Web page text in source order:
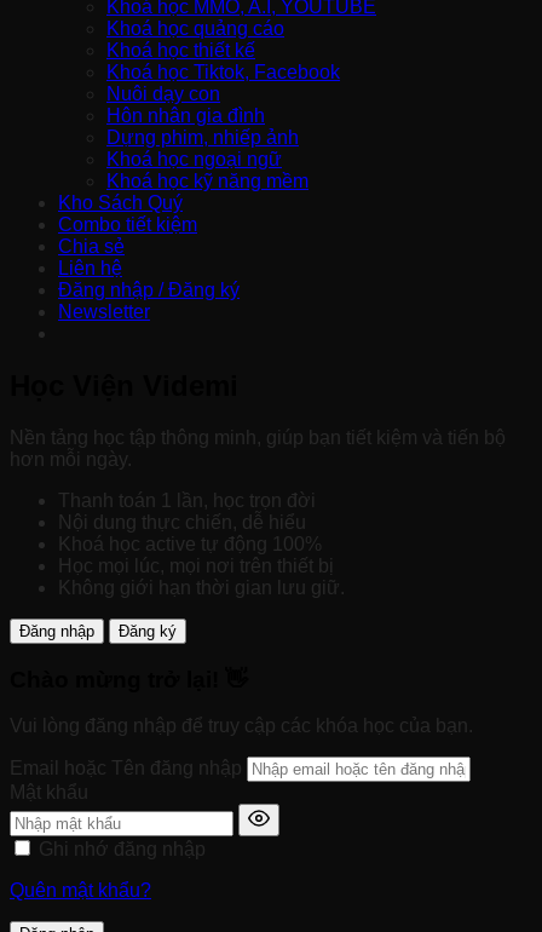
Khoá học MMO, A.I, YOUTUBE
Khoá học quảng cáo
Khoá học thiết kế
Khoá học Tiktok, Facebook
Nuôi dạy con
Hôn nhân gia đình
Dựng phim, nhiếp ảnh
Khoá học ngoại ngữ
Khoá học kỹ năng mềm
Kho Sách Quý
Combo tiết kiệm
Chia sẻ
Liên hệ
Đăng nhập / Đăng ký
Newsletter
Nền tảng học tập thông minh, giúp bạn tiết kiệm và tiến bộ
hơn mỗi ngày.
Thanh toán 1 lần, học trọn đời
Nội dung thực chiến, dễ hiểu
Khoá học active tự động 100%
Học mọi lúc, mọi nơi trên thiết bị
Không giới hạn thời gian lưu giữ.
Đăng nhập Đăng ký
Vui lòng đăng nhập để truy cập các khóa học của bạn.
Email hoặc Tên đăng nhập
Mật khẩu
Ghi nhớ đăng nhập
Quên mật khẩu?